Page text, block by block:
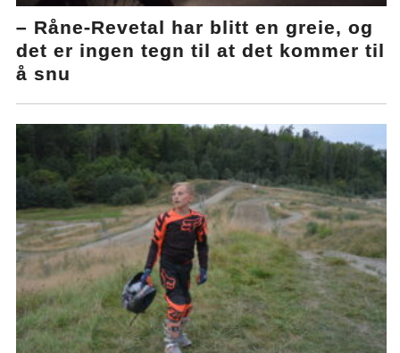
– Råne-Revetal har blitt en greie, og
det er ingen tegn til at det kommer til
å snu